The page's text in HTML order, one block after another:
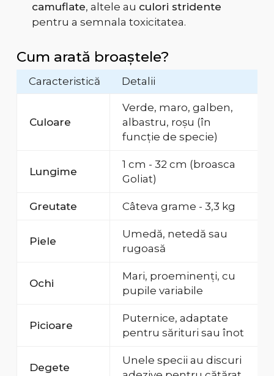
camuflate, altele au culori stridente
pentru a semnala toxicitatea.
Cum arată broaștele?
Caracteristică Detalii
Culoare
Verde, maro, galben,
albastru, roșu (în
funcție de specie)
Lungime
1 cm - 32 cm (broasca
Goliat)
Greutate Câteva grame - 3,3 kg
Piele
Umedă, netedă sau
rugoasă
Ochi
Mari, proeminenți, cu
pupile variabile
Picioare
Puternice, adaptate
pentru sărituri sau înot
Degete
Unele specii au discuri